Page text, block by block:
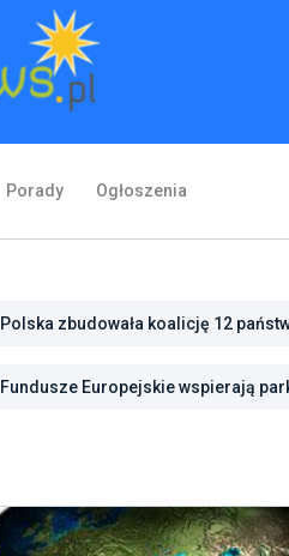
Porady Ogłoszenia
Polska zbudowała koalicję 12
Fundusze Europejskie wspierają